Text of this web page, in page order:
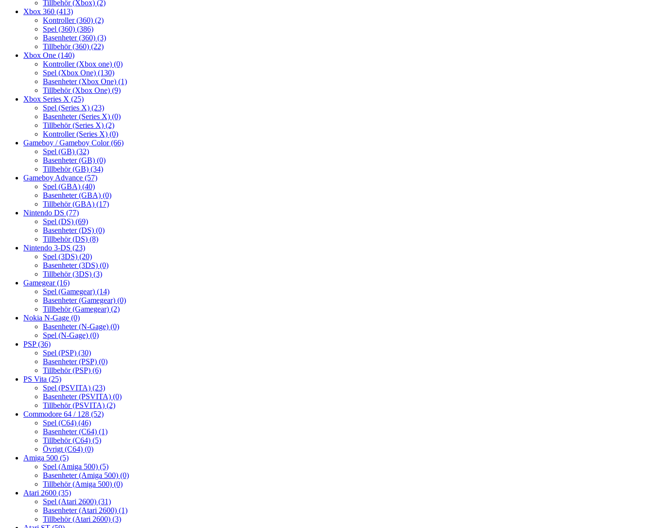
Tillbehör (Xbox) (2)
Xbox 360 (413)
Kontroller (360) (2)
Spel (360) (386)
Basenheter (360) (3)
Tillbehör (360) (22)
Xbox One (140)
Kontroller (Xbox one) (0)
Spel (Xbox One) (130)
Basenheter (Xbox One) (1)
Tillbehör (Xbox One) (9)
Xbox Series X (25)
Spel (Series X) (23)
Basenheter (Series X) (0)
Tillbehör (Series X) (2)
Kontroller (Series X) (0)
Gameboy / Gameboy Color(66)
Spel (GB) (32)
Basenheter (GB) (0)
Tillbehör (GB) (34)
Gameboy Advance (57)
Spel (GBA) (40)
Basenheter (GBA) (0)
Tillbehör (GBA) (17)
Nintendo DS (77)
Spel (DS) (69)
Basenheter (DS) (0)
Tillbehör (DS) (8)
Nintendo 3-DS (23)
Spel (3DS) (20)
Basenheter (3DS) (0)
Tillbehör (3DS) (3)
Gamegear(16)
Spel (Gamegear) (14)
Basenheter (Gamegear) (0)
Tillbehör (Gamegear) (2)
Nokia N-Gage (0)
Basenheter (N-Gage) (0)
Spel (N-Gage) (0)
PSP(36)
Spel (PSP) (30)
Basenheter (PSP) (0)
Tillbehör (PSP) (6)
PS Vita (25)
Spel (PSVITA) (23)
Basenheter (PSVITA) (0)
Tillbehör (PSVITA) (2)
Commodore 64 / 128 (52)
Spel (C64) (46)
Basenheter (C64) (1)
Tillbehör (C64) (5)
Övrigt (C64) (0)
Amiga 500 (5)
Spel (Amiga 500) (5)
Basenheter (Amiga 500) (0)
Tillbehör (Amiga 500) (0)
Atari 2600 (35)
Spel (Atari 2600) (31)
Basenheter (Atari 2600) (1)
Tillbehör (Atari 2600) (3)